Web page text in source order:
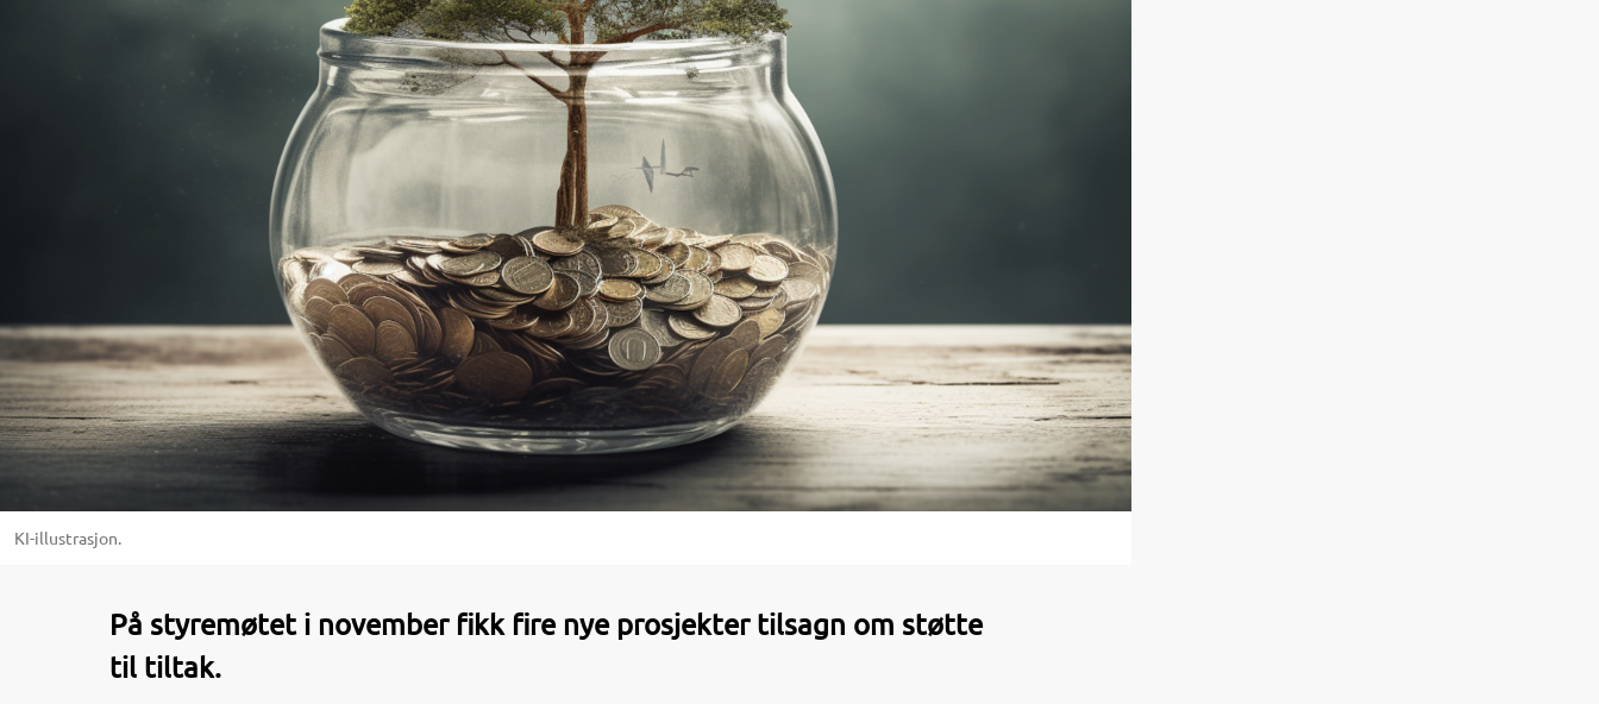
KI-illustrasjon.
På styremøtet i november fikk fire nye prosjekter tilsagn om støtte
til tiltak.